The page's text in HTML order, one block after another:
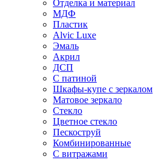
Отделка и материал
МДФ
Пластик
Alvic Luxe
Эмаль
Акрил
ДСП
С патиной
Шкафы-купе с зеркалом
Матовое зеркало
Стекло
Цветное стекло
Пескоструй
Комбинированные
С витражами